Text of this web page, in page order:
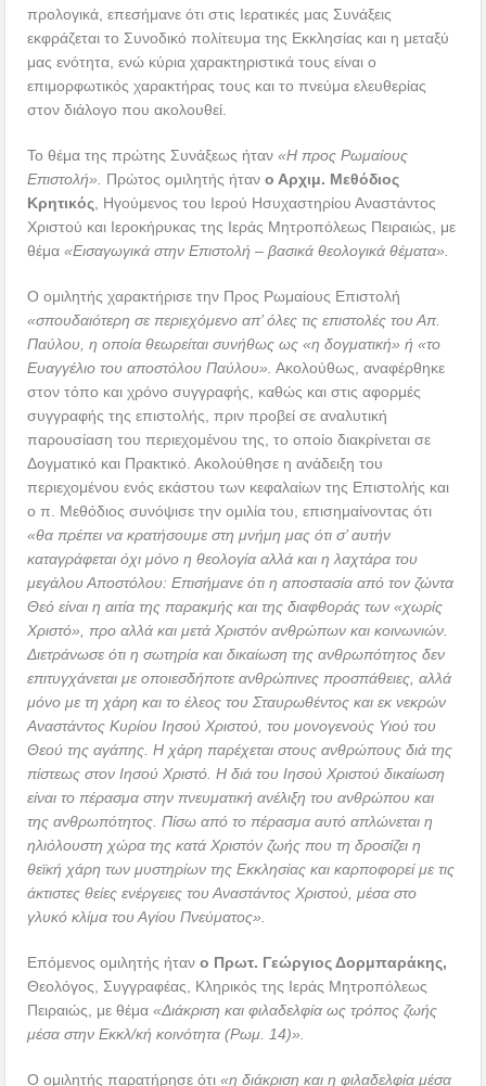
προλογικά, επεσήμανε ότι στις Ιερατικές μας Συνάξεις
εκφράζεται το Συνοδικό πολίτευμα της Εκκλησίας και η μεταξύ
μας ενότητα, ενώ κύρια χαρακτηριστικά τους είναι ο
επιμορφωτικός χαρακτήρας τους και το πνεύμα ελευθερίας
στον διάλογο που ακολουθεί.
Το θέμα της πρώτης Συνάξεως ήταν«Η προς Ρωμαίους
Επιστολή». Πρώτος ομιλητής ήτανο Αρχιμ. Μεθόδιος
Κρητικός , Ηγούμενος του Ιερού Ησυχαστηρίου Αναστάντος
Χριστού και Ιεροκήρυκας της Ιεράς Μητροπόλεως Πειραιώς, με
θέμα«Εισαγωγικά στην Επιστολή – βασικά θεολογικά θέματα».
Ο ομιλητής χαρακτήρισε την Προς Ρωμαίους Επιστολή
«σπουδαιότερη σε περιεχόμενο απ’ όλες τις επιστολές του Απ.
Παύλου, η οποία θεωρείται συνήθως ως «η δογματική» ή «το
Ευαγγέλιο του αποστόλου Παύλου». Ακολούθως, αναφέρθηκε
στον τόπο και χρόνο συγγραφής, καθώς και στις αφορμές
συγγραφής της επιστολής, πριν προβεί σε αναλυτική
παρουσίαση του περιεχομένου της, το οποίο διακρίνεται σε
Δογματικό και Πρακτικό. Ακολούθησε η ανάδειξη του
περιεχομένου ενός εκάστου των κεφαλαίων της Επιστολής και
ο π. Μεθόδιος συνόψισε την ομιλία του, επισημαίνοντας ότι
«θα πρέπει να κρατήσουμε στη μνήμη μας ότι σ’ αυτήν
καταγράφεται όχι μόνο η θεολογία αλλά και η λαχτάρα του
μεγάλου Αποστόλου: Επισήμανε ότι η αποστασία από τον ζώντα
Θεό είναι η αιτία της παρακμής και της διαφθοράς των «χωρίς
Χριστό», προ αλλά και μετά Χριστόν ανθρώπων και κοινωνιών.
Διετράνωσε ότι η σωτηρία και δικαίωση της ανθρωπότητος δεν
επιτυγχάνεται με οποιεσδήποτε ανθρώπινες προσπάθειες, αλλά
μόνο με τη χάρη και το έλεος του Σταυρωθέντος και εκ νεκρών
Αναστάντος Κυρίου Ιησού Χριστού, του μονογενούς Υιού του
Θεού της αγάπης. Η χάρη παρέχεται στους ανθρώπους διά της
πίστεως στον Ιησού Χριστό. Η διά του Ιησού Χριστού δικαίωση
είναι το πέρασμα στην πνευματική ανέλιξη του ανθρώπου και
της ανθρωπότητος. Πίσω από το πέρασμα αυτό απλώνεται η
ηλιόλουστη χώρα της κατά Χριστόν ζωής που τη δροσίζει η
θεϊκή χάρη των μυστηρίων της Εκκλησίας και καρποφορεί με τις
άκτιστες θείες ενέργειες του Αναστάντος Χριστού, μέσα στο
γλυκό κλίμα του Αγίου Πνεύματος».
Επόμενος ομιλητής ήτανο Πρωτ. Γεώργιος Δορμπαράκης,
Θεολόγος, Συγγραφέας, Κληρικός της Ιεράς Μητροπόλεως
Πειραιώς, με θέμα«Διάκριση και φιλαδελφία ως τρόπος ζωής
μέσα στην Εκκλ/κή κοινότητα (Ρωμ. 14)».
Ο ομιλητής παρατήρησε ότι«η διάκριση και η φιλαδελφία μέσα